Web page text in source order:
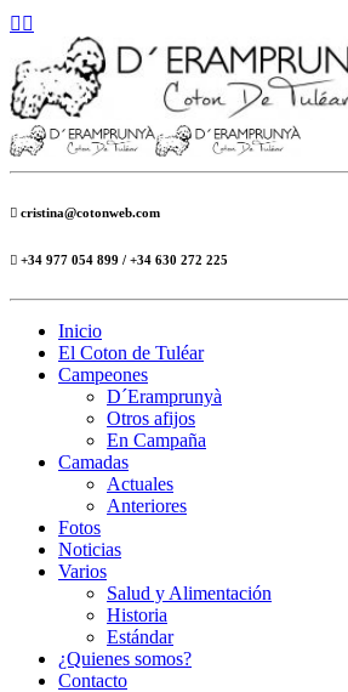
cristina@cotonweb.com
+34 977 054 899 / +34 630 272 225
Inicio
El Coton de Tuléar
Campeones
D´Eramprunyà
Otros afijos
En Campaña
Camadas
Actuales
Anteriores
Fotos
Noticias
Varios
Salud y Alimentación
Historia
Estándar
¿Quienes somos?
Contacto